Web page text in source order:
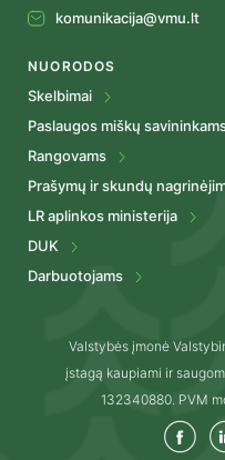
komunikacija@vmu.lt
NUORODOS
Skelbimai
Paslaugos miškų
Rangovams
Prašymų ir skundų
LR aplinkos ministerija
DUK
Darbuotojams
Valstybės įmonė
įstagą kaupiami ir
132340880. PVM